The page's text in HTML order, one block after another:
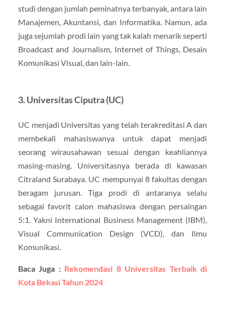
studi dengan jumlah peminatnya terbanyak, antara lain
Manajemen, Akuntansi, dan Informatika. Namun, ada
juga sejumlah prodi lain yang tak kalah menarik seperti
Broadcast and Journalism, Internet of Things, Desain
Komunikasi Visual, dan lain-lain.
3. Universitas Ciputra (UC)
UC menjadi Universitas yang telah terakreditasi A dan
membekali mahasiswanya untuk dapat menjadi
seorang wirausahawan sesuai dengan keahliannya
masing-masing. Universitasnya berada di kawasan
Citraland Surabaya. UC mempunyai 8 fakultas dengan
beragam jurusan. Tiga prodi di antaranya selalu
sebagai favorit calon mahasiswa dengan persaingan
5:1. Yakni International Business Management (IBM),
Visual Communication Design (VCD), dan Ilmu
Komunikasi.
Baca Juga : Rekomendasi 8 Universitas Terbaik di
Kota Bekasi Tahun 2024